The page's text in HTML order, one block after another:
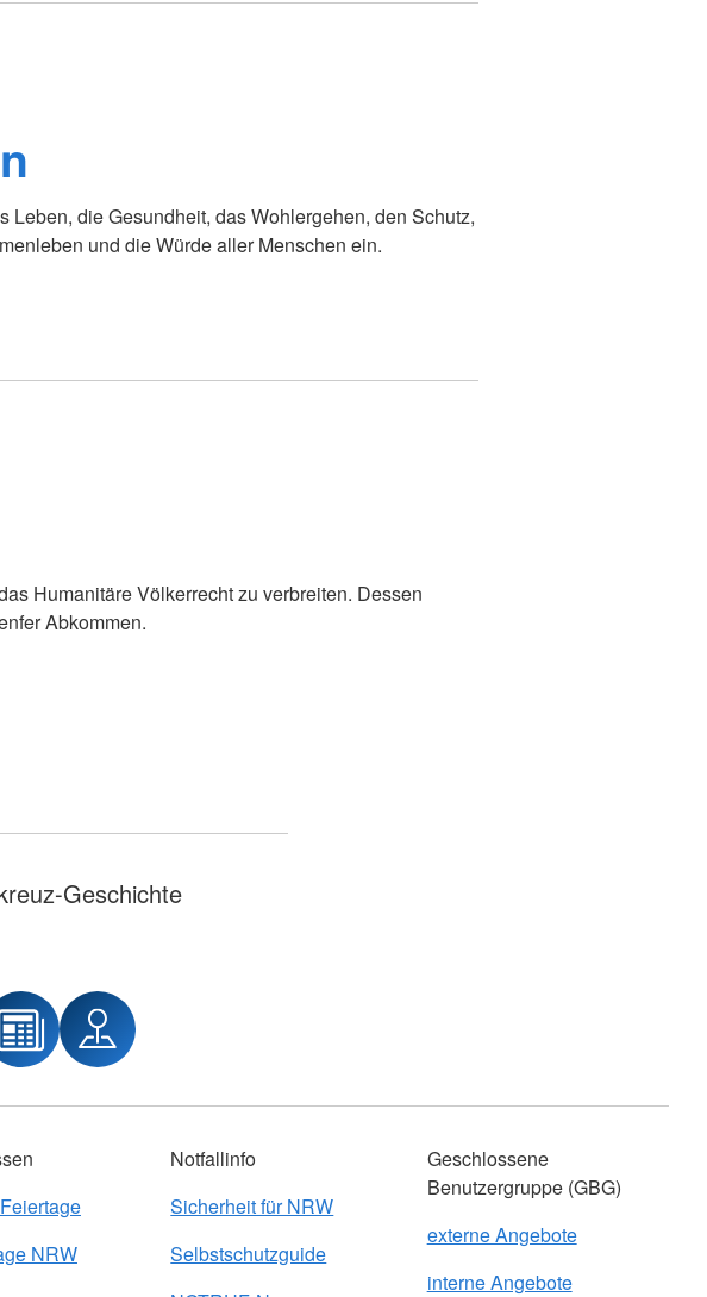
Leben, die Gesundheit, das Wohlergehen, den Schutz,
und die Würde aller Menschen ein.
Humanitäre Völkerrecht zu verbreiten. Dessen
Abkommen.
Geschichte
NRW
Notfallinfo
Sicherheit für NRW
Selbstschutzguide
Geschlossene
Benutzergruppe (GBG)
externe Angebote
interne Angebote